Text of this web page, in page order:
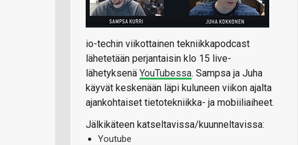
io-techin viikottainen tekniikkapodcast
lähetetään perjantaisin klo 15 live-
lähetyksenä YouTubessa. Sampsa ja Juha
käyvät keskenään läpi kuluneen viikon ajalta
ajankohtaiset tietotekniikka- ja mobiiliaiheet.
Jälkikäteen katseltavissa/kuunneltavissa:
Youtube